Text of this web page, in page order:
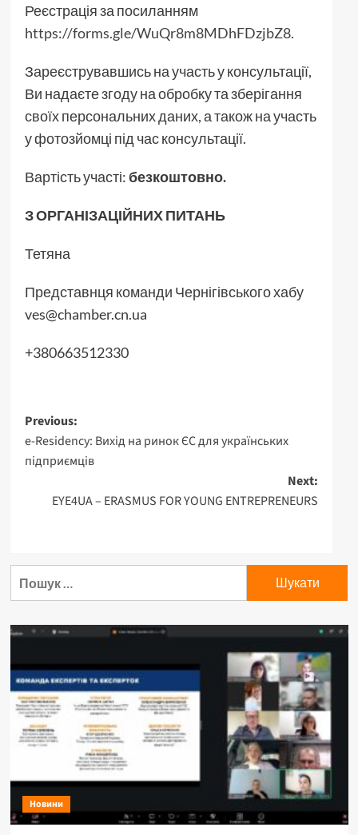
Реєстрація за посиланням
https://forms.gle/WuQr8m8MDhFDzjbZ8.
Зареєструвавшись на участь у консультації,
Ви надаєте згоду на обробку та зберігання
своїх персональних даних, а також на участь
у фотозйомці під час консультації.
Вартість участі:безкоштовно.
З ОРГАНІЗАЦІЙНИХ ПИТАНЬ
Тетяна
Представнця команди Чернігівського хабу
ves@chamber.cn.ua
+380663512330
Post
navigation
Previous:
e-Residency: Вихід на ринок ЄС для українських
підприємців
Next:
EYE4UA – ERASMUS FOR YOUNG ENTREPRENEURS
Новини